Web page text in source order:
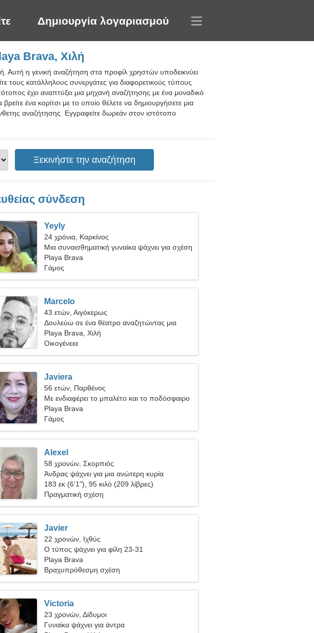
Δημιουργία λογαριασμού
Brava, Χιλή
Αυτή η γενική αναζήτηση στα προφίλ χρηστών υποδεικνύει
τους κατάλληλους συνεργάτες για διαφορετικούς τύπους
έχει αναπτύξει μια μηχανή αναζήτησης με ένα μοναδικό
ένα κορίτσι με το οποίο θέλετε να δημιουργήσετε μια
αναζήτησης. Εγγραφείτε δωρεάν στον ιστότοπο
σύνδεση
Yeyly
24 χρόνια, Καρκίνος
Μια συναισθηματική γυναίκα ψάχνει για σχέση
Playa Brava
Γάμος
Marcelo
43 ετών, Αιγόκερως
Δουλεύω σε ένα θέατρο αναζητώντας μια
ενεργητική γυναίκα
Playa Brava, Χιλή
Οικογένεια
Javiera
56 ετών, Παρθένος
Με ενδιαφέρει το μπαλέτο και το ποδόσφαιρο
Playa Brava
Γάμος
Alexel
58 χρονών, Σκορπιός
Άνδρας ψάχνει για μια ανώτερη κυρία
183 εκ (6'1"), 95 κιλό (209 λίβρες)
Πραγματική σχέση
Javier
22 χρονών, Ιχθύς
Ο τύπος ψάχνει για φίλη 23-31
Playa Brava
Βραχυπρόθεσμη σχέση
Victoria
23 χρονών, Δίδυμοι
Γυναίκα ψάχνει για άντρα